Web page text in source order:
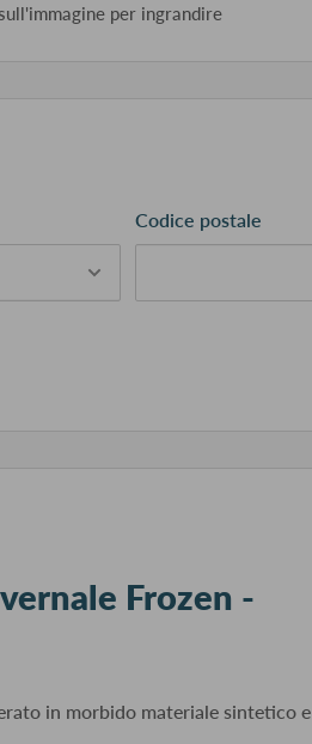
per ingrandire
Codice postale
Frozen -
in morbido materiale sintetico e